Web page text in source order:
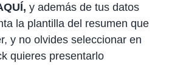
, y además de tus datos
la plantilla del resumen que
y no olvides seleccionar en
quieres presentarlo